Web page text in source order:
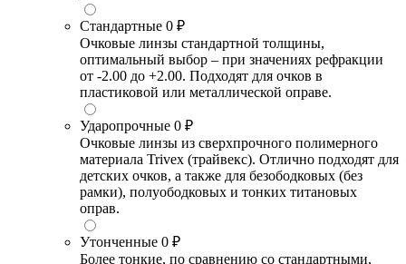
Стандартные 0 ₽
Очковые линзы стандартной толщины,
оптимальный выбор – при значениях рефракции
от -2.00 до +2.00. Подходят для очков в
пластиковой или металлической оправе.
Ударопрочные 0 ₽
Очковые линзы из сверхпрочного полимерного
материала Trivex (трайвекс). Отлично подходят для
детских очков, а также для безободковых (без
рамки), полуободковых и тонких титановых
оправ.
Утонченные 0 ₽
Более тонкие, по сравнению со стандартными,